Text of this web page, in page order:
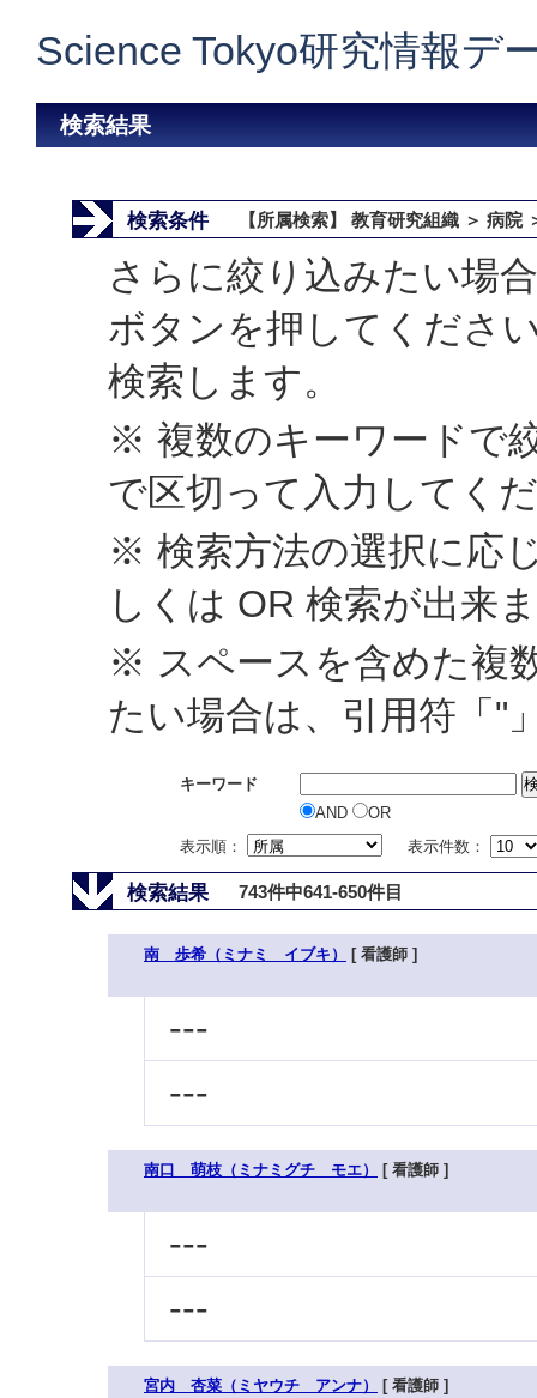
Science Tokyo研究情報デ
検索結果
検索条件 【所属検索】 教育研究組織 ＞ 病院
さらに絞り込みたい場
ボタンを押してくださ
検索します。
※ 複数のキーワードで
で区切って入力してく
※ 検索方法の選択に応
しくは OR 検索が出来
※ スペースを含めた複
たい場合は、引用符「"
キーワード
AND
OR
表示順：
表示件数：
検索結果 743件中641-650件目
南 歩希（ミナミ イブキ） [ 看護師 ]
---
---
南口 萌枝（ミナミグチ モエ） [ 看護師 ]
---
---
宮内 杏菜（ミヤウチ アンナ） [ 看護師 ]